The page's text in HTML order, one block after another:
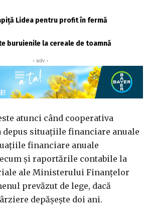
Lidea pentru profit în fermă
buruienile la cereale de toamnă
‹ adv ›
atunci când cooperativa
depus situaţiile financiare anuale
financiare anuale
şi raportările contabile la
ale Ministerului Finanţelor
prevăzut de lege, dacă
depăşeşte doi ani.